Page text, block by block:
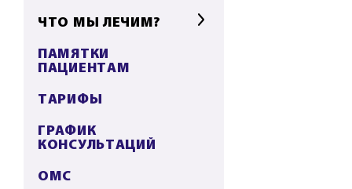
ЧТО МЫ ЛЕЧИМ?
ПАМЯТКИ
ПАЦИЕНТАМ
ТАРИФЫ
ГРАФИК
КОНСУЛЬТАЦИЙ
ОМС